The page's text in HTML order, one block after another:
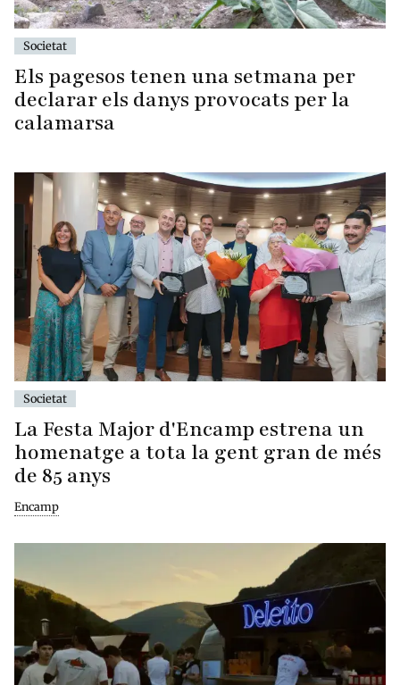
Societat
Els pagesos tenen una setmana per
declarar els danys provocats per la
calamarsa
Societat
La Festa Major d'Encamp estrena un
homenatge a tota la gent gran de més
de 85 anys
Encamp